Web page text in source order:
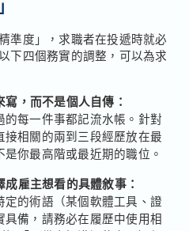
準度」，求職者在投遞時就必
下四個務實的調整，可以為求
，而不是個人自傳：
的每一件事都記流水帳。針對
接相關的兩到三段經歷放在最
你最高階或最近期的職位。
雇主想看的具體敘事：
定的術語（某個軟體工具、證
具備，請務必在履歷中使用相